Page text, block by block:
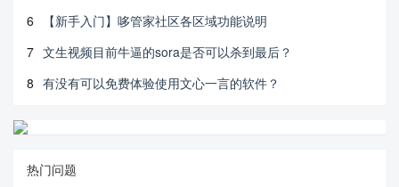
6
【新手入门】哆管家社区各区域功能说明
7 文生视频目前牛逼的sora是否可以杀到最后？
8 有没有可以免费体验使用文心一言的软件？
热门问题